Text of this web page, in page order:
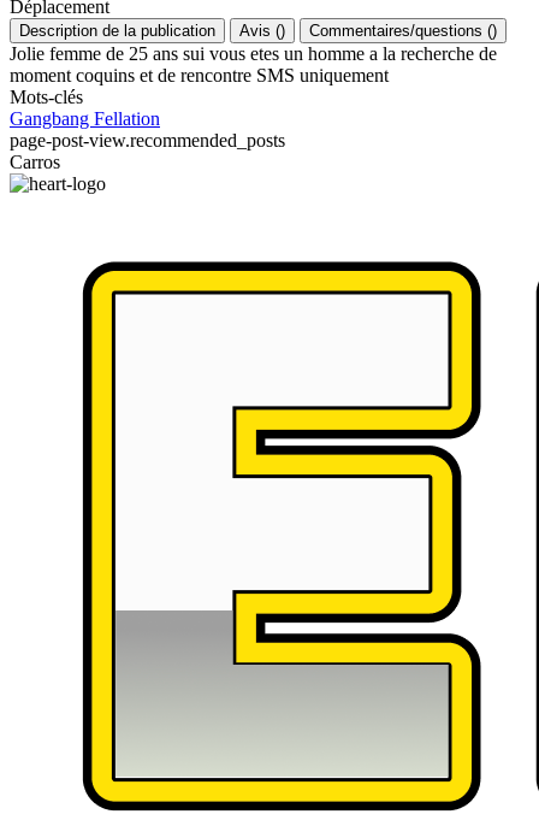
Déplacement
Description de la publication Avis () Commentaires/questions ()
Jolie femme de 25 ans sui vous etes un homme a la recherche de
moment coquins et de rencontre SMS uniquement
Mots-clés
Gangbang Fellation
page-post-view.recommended_posts
Carros